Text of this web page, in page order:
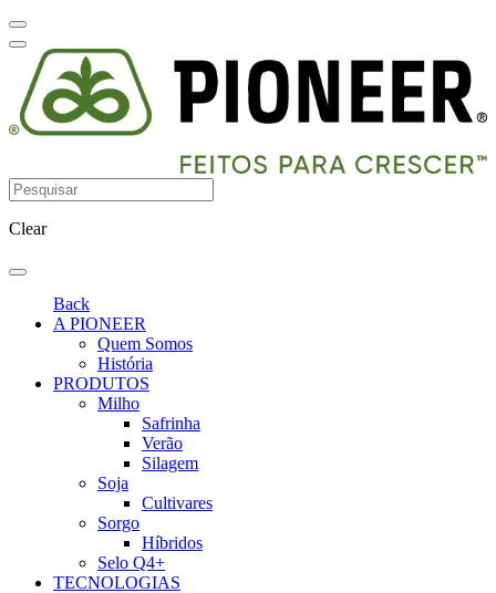
Clear
Back
A PIONEER
Quem Somos
História
PRODUTOS
Milho
Safrinha
Verão
Silagem
Soja
Cultivares
Sorgo
Híbridos
Selo Q4+
TECNOLOGIAS